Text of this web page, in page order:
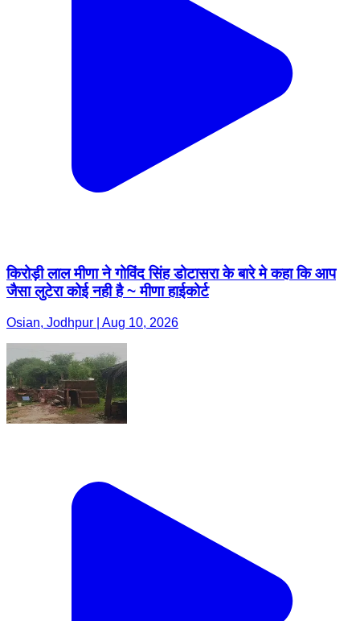
किरोड़ी लाल मीणा ने गोविंद सिंह डोटासरा के बारे मे कहा कि आप
जैसा लुटेरा कोई नही है ~ मीणा हाईकोर्ट
Osian, Jodhpur | Aug 10, 2026